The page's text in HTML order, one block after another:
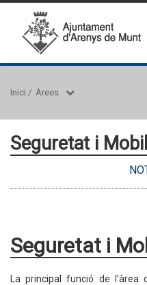
Inici / Àrees
Seguretat i
Seguretat i
La principal funció de